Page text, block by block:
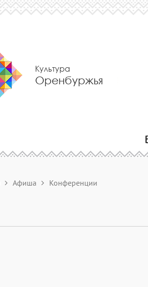
Культура
Оренбуржья
Афиша Конференции